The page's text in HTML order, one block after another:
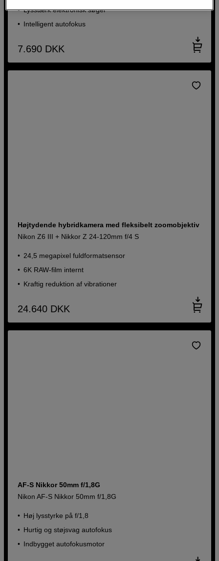
Lysstærk elektronisk søger
Intelligent autofokus
7.690 DKK
Højtydende hybridkamera med fleksibelt zoomobjektiv
Nikon Z6 III + Nikkor Z 24-120mm f/4 S
24,5 megapixel fuldformatsensor
6K RAW-film internt
Kraftig reduktion af vibrationer
24.640 DKK
AF-S Nikkor 50mm f/1,8G
Nikon AF-S Nikkor 50mm f/1,8G
Høj lysstyrke på f/1,8
Hurtig og støjsvag autofokus
Indbygget autofokusmotor